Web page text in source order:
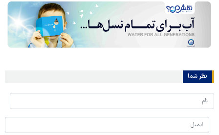
نظر شما